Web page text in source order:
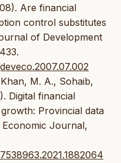
Are financial
control substitutes
of Development
M. A., Sohaib,
Digital financial
Provincial data
Economic Journal,